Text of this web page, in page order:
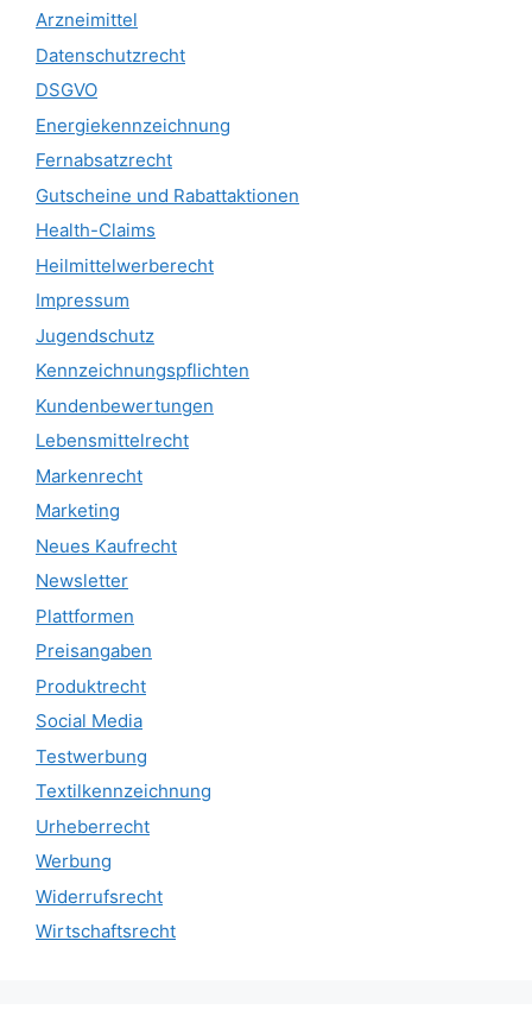
Arzneimittel
Datenschutzrecht
DSGVO
Energiekennzeichnung
Fernabsatzrecht
Gutscheine und Rabattaktionen
Health-Claims
Heilmittelwerberecht
Impressum
Jugendschutz
Kennzeichnungspflichten
Kundenbewertungen
Lebensmittelrecht
Markenrecht
Marketing
Neues Kaufrecht
Newsletter
Plattformen
Preisangaben
Produktrecht
Social Media
Testwerbung
Textilkennzeichnung
Urheberrecht
Werbung
Widerrufsrecht
Wirtschaftsrecht